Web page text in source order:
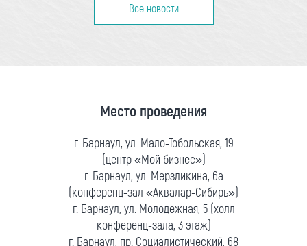
Все новости
Место проведения
г. Барнаул, ул. Мало-Тобольская, 19
(центр «Мой бизнес»)
г. Барнаул, ул. Мерзликина, 6а
(конференц-зал «Аквалар-Сибирь»)
г. Барнаул, ул. Молодежная, 5 (холл
конференц-зала, 3 этаж)
г. Барнаул, пр. Социалистический, 68